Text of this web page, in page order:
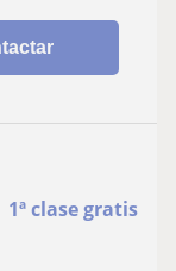
1ª clase gratis